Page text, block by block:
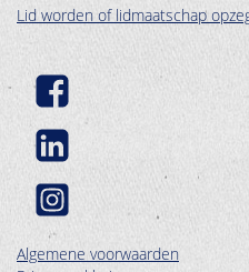
Lid worden of lidmaatschap
Algemene voorwaarden